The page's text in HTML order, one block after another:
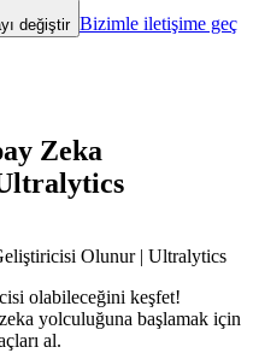
değiştir Bizimle iletişime geç
Zeka
olabileceğini keşfet!
yolculuğuna başlamak için
al.